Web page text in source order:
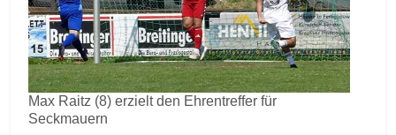
Max Raitz (8) erzielt den Ehrentreffer für
Seckmauern